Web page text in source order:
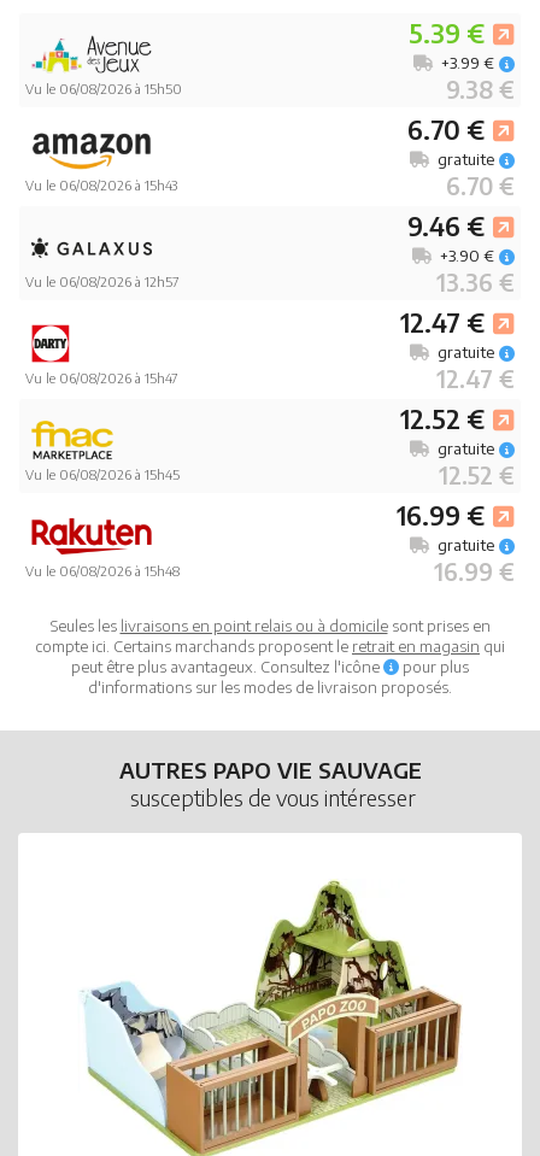
Vu le 06/08/2026 à 15h50
5.39 €
9.38 €
+3.99 €
Vu le 06/08/2026 à 15h43
6.70 €
6.70 €
gratuite
Vu le 06/08/2026 à 12h57
9.46 €
13.36 €
+3.90 €
Vu le 06/08/2026 à 15h47
12.47 €
12.47 €
gratuite
Vu le 06/08/2026 à 15h45
12.52 €
12.52 €
gratuite
Vu le 06/08/2026 à 15h48
16.99 €
16.99 €
gratuite
Seules les livraisons en point relais ou à domicilesont prises en
compte ici. Certains marchands proposent le retrait en magasin qui
peut être plus avantageux. Consultez l'icône
pour plus
d'informations sur les modes de livraison proposés.
AUTRES PAPO VIE SAUVAGE
susceptibles de vous intéresser